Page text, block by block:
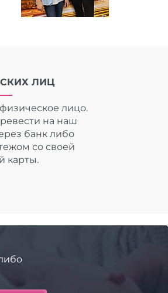
ЛИЦ
лицо.
на наш
банк либо
со своей
карты.